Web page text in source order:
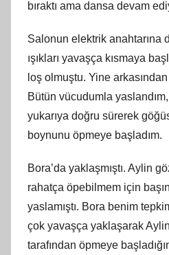
bıraktı ama dansa devam
Salonun elektrik anahtarına
ışıkları yavaşça kısmaya
loş olmuştu. Yine
Bütün vücudumla
yukarıya doğru sürerek
boynunu öpmeye başladım.
Bora’da yaklaşmıştı. Aylin
rahatça öpebilmem için
yaslamıştı. Bora benim
çok yavaşça yaklaşarak
tarafından öpmeye